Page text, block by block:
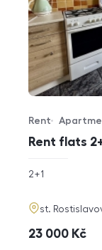
Rent flats
Offer type
Rent
Property type
rozměry
2+1
adresa
st.
cena
23 000 Kč